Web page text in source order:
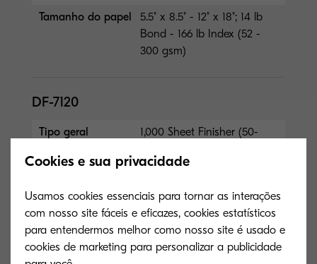
Tamanho do papel
5.5" x 8.5" - 12" x 18"; 14 lb
Bond - 166 lb Index (52 -
300 gsm)
DF-7120
Tipo geral
1,000 Sheet Finisher (50-
Dimensões (L x P x
A)
21.6" x 24.4" x 41.3"
Tamanho do papel 5.5" x 8.5" - 12" x 18"; 14 lb
Cookies e sua privacidade
Usamos cookies essenciais para tornar as interações
com nosso site fáceis e eficazes, cookies estatísticos
para entendermos melhor como nosso site é usado e
cookies de marketing para personalizar a publicidade